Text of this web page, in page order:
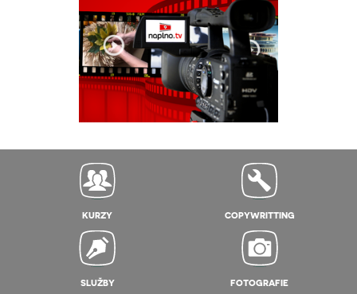
KURZY COPYWRITTING
SLUŽBY FOTOGRAFIE